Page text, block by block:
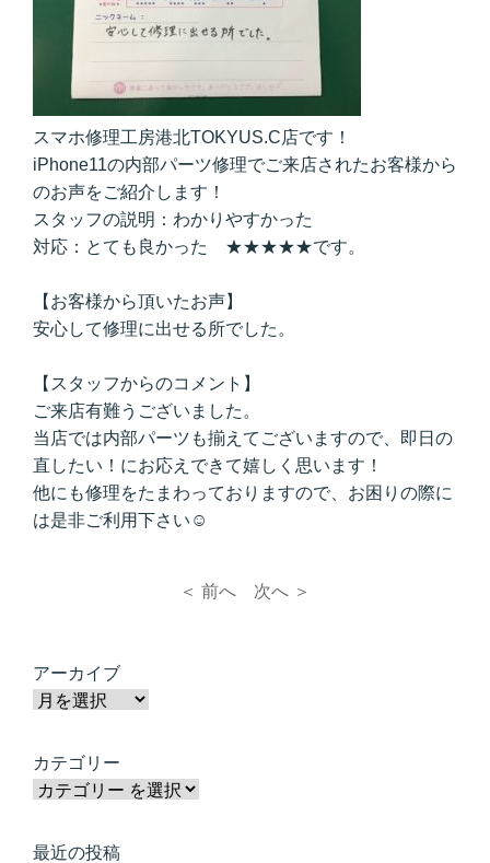
スマホ修理工房港北TOKYUS.C店です！
iPhone11の内部パーツ修理でご来店されたお客様から
のお声をご紹介します！
スタッフの説明：わかりやすかった
対応：とても良かった ★★★★★です。
【お客様から頂いたお声】
安心して修理に出せる所でした。
【スタッフからのコメント】
ご来店有難うございました。
当店では内部パーツも揃えてございますので、即日の
直したい！にお応えできて嬉しく思います！
他にも修理をたまわっておりますので、お困りの際に
は是非ご利用下さい☺
＜ 前へ 次へ ＞
アーカイブ
カテゴリー
最近の投稿